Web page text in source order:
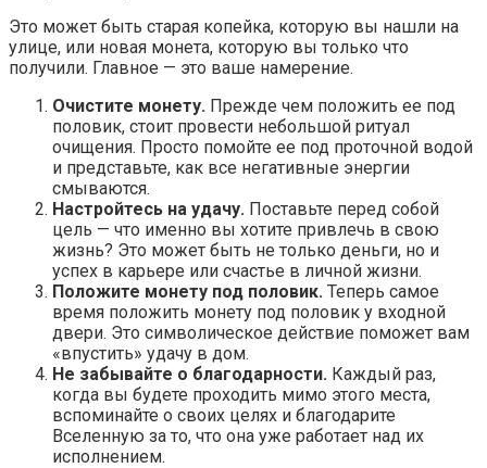
Это может быть старая копейка, которую вы нашли на
улице, или новая монета, которую вы только что
получили. Главное — это ваше намерение.
Очистите монету. Прежде чем положить ее под
половик, стоит провести небольшой ритуал
очищения. Просто помойте ее под проточной водой
и представьте, как все негативные энергии
смываются.
Настройтесь на удачу. Поставьте перед собой
цель — что именно вы хотите привлечь в свою
жизнь? Это может быть не только деньги, но и
успех в карьере или счастье в личной жизни.
Положите монету под половик. Теперь самое
время положить монету под половик у входной
двери. Это символическое действие поможет вам
«впустить» удачу в дом.
Не забывайте о благодарности. Каждый раз,
когда вы будете проходить мимо этого места,
вспоминайте о своих целях и благодарите
Вселенную за то, что она уже работает над их
исполнением.